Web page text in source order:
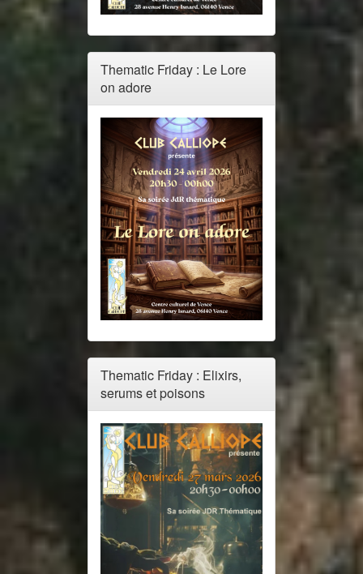
Thematic Friday : Le Lore
on adore
Thematic Friday : Elixirs,
serums et poisons